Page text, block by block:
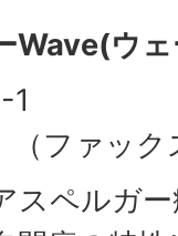
Wave(ウ
1
（ファッ
スペルガ